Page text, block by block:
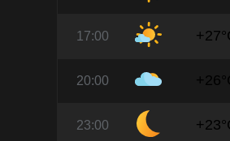
17:00
20:00
23:00